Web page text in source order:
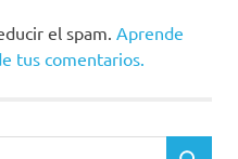
el spam. Aprende
tus comentarios.